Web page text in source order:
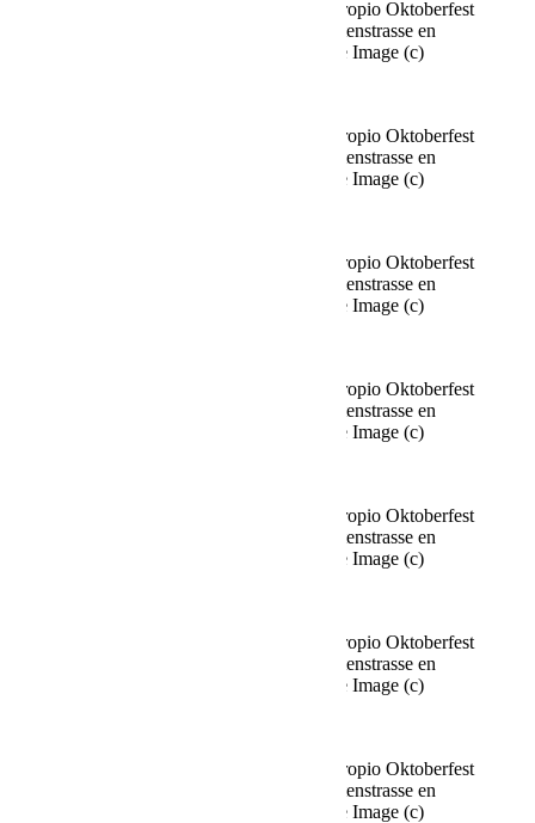
Fine Time Business Club celebra su propio Oktoberfest
en el Käfer Stammhaus en Prinzregentenstrasse en
Múnich el 02.10.2025 Agencia People Image (c)
Fine Time Business Club celebra su propio Oktoberfest
en el Käfer Stammhaus en Prinzregentenstrasse en
Múnich el 02.10.2025 Agencia People Image (c)
Fine Time Business Club celebra su propio Oktoberfest
en el Käfer Stammhaus en Prinzregentenstrasse en
Múnich el 02.10.2025 Agencia People Image (c)
Fine Time Business Club celebra su propio Oktoberfest
en el Käfer Stammhaus en Prinzregentenstrasse en
Múnich el 02.10.2025 Agencia People Image (c)
Fine Time Business Club celebra su propio Oktoberfest
en el Käfer Stammhaus en Prinzregentenstrasse en
Múnich el 02.10.2025 Agencia People Image (c)
Fine Time Business Club celebra su propio Oktoberfest
en el Käfer Stammhaus en Prinzregentenstrasse en
Múnich el 02.10.2025 Agencia People Image (c)
Fine Time Business Club celebra su propio Oktoberfest
en el Käfer Stammhaus en Prinzregentenstrasse en
Múnich el 02.10.2025 Agencia People Image (c)